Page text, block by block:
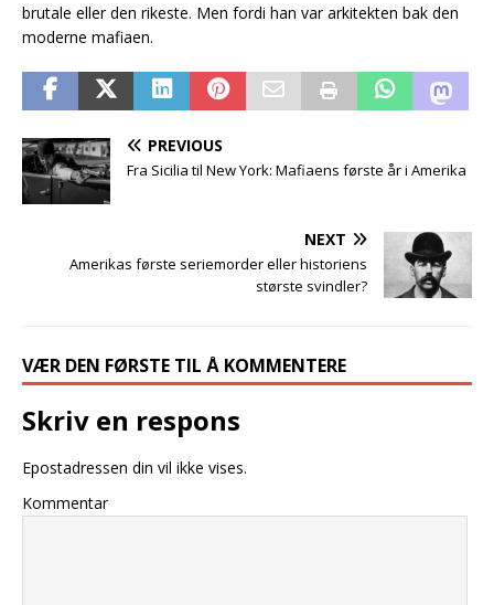
brutale eller den rikeste. Men fordi han var arkitekten bak den
moderne mafiaen.
PREVIOUS
Fra Sicilia til New York: Mafiaens første år i Amerika
NEXT
Amerikas første seriemorder eller historiens
største svindler?
VÆR DEN FØRSTE TIL Å KOMMENTERE
Skriv en respons
Epostadressen din vil ikke vises.
Kommentar